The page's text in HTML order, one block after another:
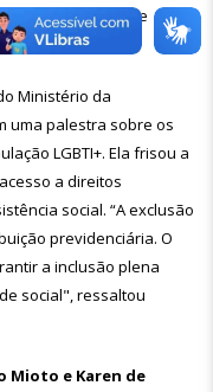
no mercado de
Ministério da
uma palestra sobre os
LGBTI+. Ela frisou a
a direitos
social. “A exclusão
previdenciária. O
a inclusão plena
social", ressaltou
Mioto e Karen de